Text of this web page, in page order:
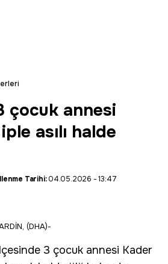
çocuk annesi
asılı halde
Tarihi:04.05.2026 - 13:47
(DHA)-
3 çocuk annesi Kader